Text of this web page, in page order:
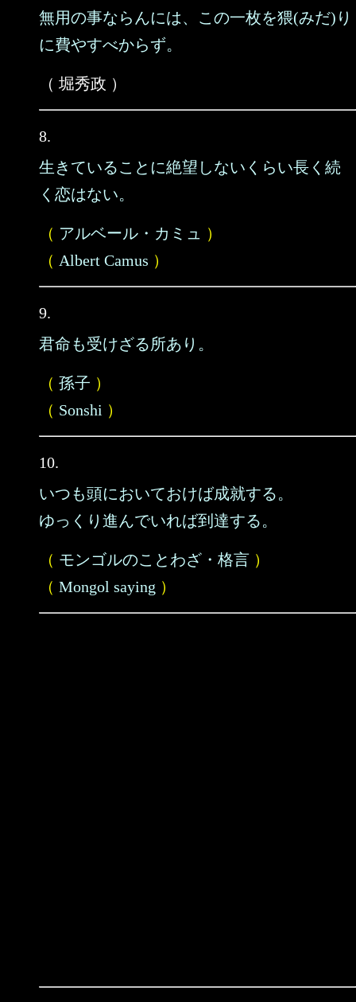
無用の事ならんには、この一枚を猥(みだ)り
に費やすべからず。
（ 堀秀政 ）
8.
生きていることに絶望しないくらい長く続
く恋はない。
（ アルベール・カミュ
）
（ Albert Camus ）
9.
君命も受けざる所あり。
（ 孫子 ）
（ Sonshi ）
10.
いつも頭においておけば成就する。
ゆっくり進んでいれば到達する。
（ モンゴルのことわざ・格言 ）
（ Mongol saying ）